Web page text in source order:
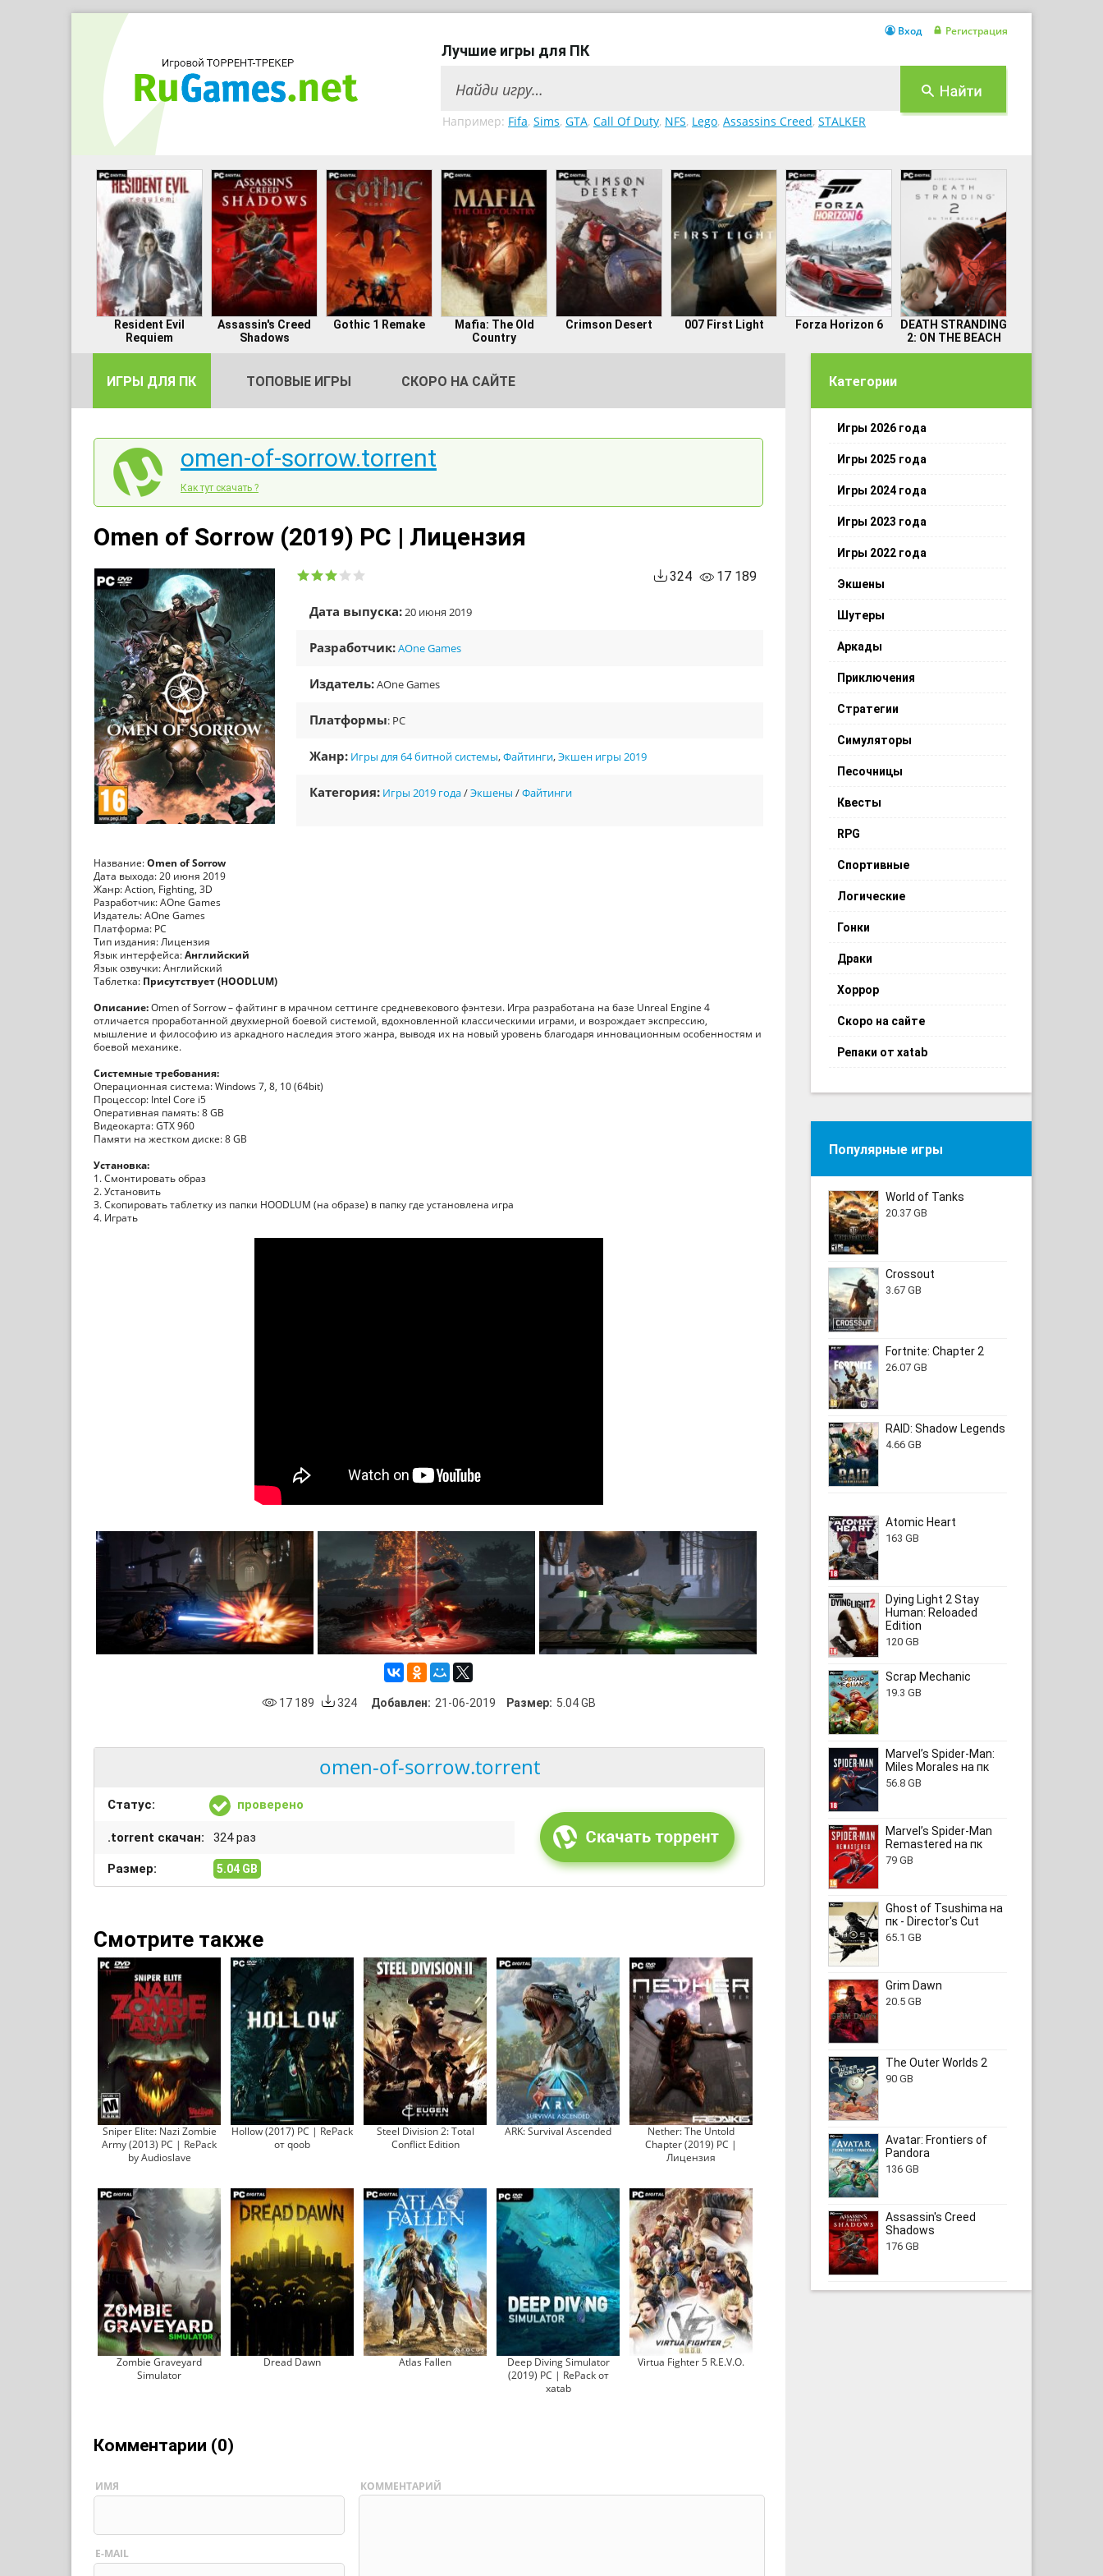
Лучшие игры для ПК
Например: Fifa, Sims, GTA, Call Of Duty, NFS, Lego, Assassins Creed, STALKER
Вход Регистрация
Resident Evil
Requiem
Assassin's Creed
Shadows
Gothic 1 Remake
Mafia: The Old
Country
Crimson Desert 007 First Light Forza Horizon 6
DEATH STRANDING
2: ON THE BEACH
ИГРЫ ДЛЯ ПК ТОПОВЫЕ ИГРЫ СКОРО НА САЙТЕ
omen-of-sorrow.torrent
Как тут скачать ?
Omen of Sorrow (2019) PC | Лицензия
17 189
324
Дата выпуска:20 июня 2019
Разработчик:AOne Games
Издатель:AOne Games
Платформы: PC
Жанр: Игры для 64 битной системы,Файтинги,Экшен игры 2019
Категория: Игры 2019 года/Экшены /Файтинги
Название:Omen of Sorrow
Дата выхода: 20 июня 2019
Жанр: Action, Fighting, 3D
Разработчик: AOne Games
Издатель: AOne Games
Платформа: PC
Тип издания: Лицензия
Язык интерфейса:Английский
Язык озвучки: Английский
Таблетка: Присутствует (HOODLUM)
Описание:Omen of Sorrow – файтинг в мрачном сеттинге средневекового фэнтези. Игра разработана на базе Unreal Engine 4
отличается проработанной двухмерной боевой системой, вдохновленной классическими играми, и возрождает экспрессию,
мышление и философию из аркадного наследия этого жанра, выводя их на новый уровень благодаря инновационным особенностям и
боевой механике.
Системные требования:
Операционная система: Windows 7, 8, 10 (64bit)
Процессор: Intel Core i5
Оперативная память: 8 GB
Видеокарта: GTX 960
Памяти на жестком диске: 8 GB
Установка:
1. Смонтировать образ
2. Установить
3. Скопировать таблетку из папки HOODLUM (на образе) в папку где установлена игра
4. Играть
17 189 324 Добавлен: 21-06-2019 Размер: 5.04 GB
omen-of-sorrow.torrent
Статус: проверено
.torrent скачан: 324 раз
Размер: 5.04 GB
Смотрите также
Sniper Elite: Nazi Zombie
Army (2013) PC | RePack
by Audioslave
Hollow (2017) PC | RePack
от qoob
Steel Division 2: Total
Conflict Edition
ARK: Survival Ascended
Nether: The Untold
Chapter (2019) PC |
Лицензия
Zombie Graveyard
Simulator
Dread Dawn Atlas Fallen
Deep Diving Simulator
(2019) PC | RePack от
xatab
Virtua Fighter 5 R.E.V.O.
Комментарии (0)
ИМЯ
E-MAIL
КОММЕНТАРИЙ
Категории
Игры 2026 года
Игры 2025 года
Игры 2024 года
Игры 2023 года
Игры 2022 года
Экшены
Шутеры
Аркады
Приключения
Стратегии
Симуляторы
Песочницы
Квесты
RPG
Спортивные
Логические
Гонки
Драки
Хоррор
Скоро на сайте
Репаки от xatab
Популярные игры
World of Tanks
20.37 GB
Crossout
3.67 GB
Fortnite: Chapter 2
26.07 GB
RAID: Shadow Legends
4.66 GB
Atomic Heart
163 GB
Dying Light 2 Stay
Human: Reloaded
Edition
120 GB
Scrap Mechanic
19.3 GB
Marvel’s Spider-Man:
Miles Morales на пк
56.8 GB
Marvel’s Spider-Man
Remastered на пк
79 GB
Ghost of Tsushima на
пк - Director's Cut
65.1 GB
Grim Dawn
20.5 GB
The Outer Worlds 2
90 GB
Avatar: Frontiers of
Pandora
136 GB
Assassin's Creed
Shadows
176 GB